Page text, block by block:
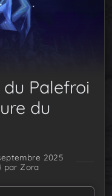
du Palefroi
du
2025
par Zora